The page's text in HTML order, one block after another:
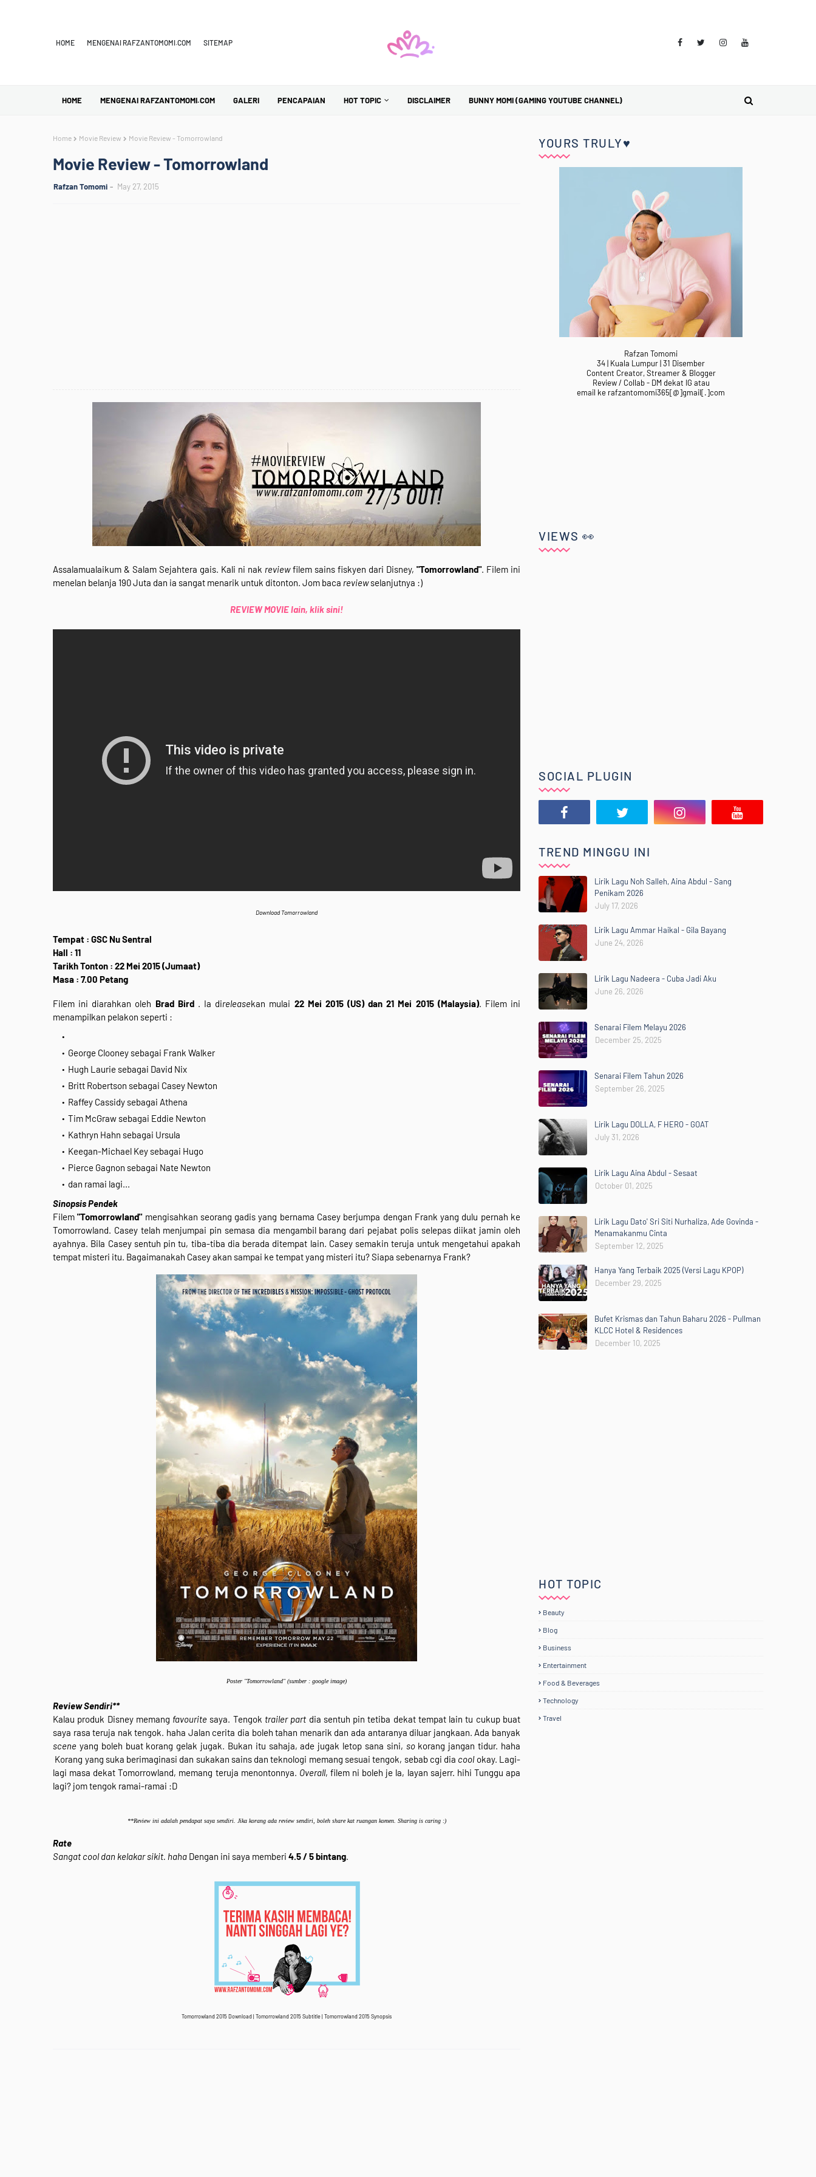
HOME MENGENAI RAFZANTOMOMI.COM SITEMAP
HOME MENGENAI RAFZANTOMOMI.COM GALERI PENCAPAIAN HOT TOPIC DISCLAIMER BUNNY MOMI (GAMING YOUTUBE CHANNEL)
Home Movie Review Movie Review - Tomorrowland
Movie Review - Tomorrowland
Rafzan Tomomi May 27, 2015
Assalamualaikum & Salam Sejahtera gais. Kali ni nak reviewfilem sains fiskyen dari Disney, "Tomorrowland". Filem ini
menelan belanja 190 Juta dan ia sangat menarik untuk ditonton. Jom baca reviewselanjutnya :)
REVIEW MOVIE lain, klik sini!
Download Tomorrowland
Tempat : GSC Nu Sentral
Hall : 11
Tarikh Tonton : 22 Mei 2015 (Jumaat)
Masa : 7.00 Petang
Filem ini diarahkan oleh Brad Bird. Ia direleasekan mulai 22 Mei 2015 (US) dan 21 Mei 2015 (Malaysia). Filem ini
menampilkan pelakon seperti :
George Clooney sebagai Frank Walker
Hugh Laurie sebagai David Nix
Britt Robertson sebagai Casey Newton
Raffey Cassidy sebagai Athena
Tim McGraw sebagai Eddie Newton
Kathryn Hahn sebagai Ursula
Keegan-Michael Key sebagai Hugo
Pierce Gagnon sebagai Nate Newton
dan ramai lagi...
Sinopsis Pendek
Filem"Tomorrowland"mengisahkan seorang gadis yang bernama Casey berjumpa dengan Frank yang dulu pernah ke
Tomorrowland. Casey telah menjumpai pin semasa dia mengambil barang dari pejabat polis selepas diikat jamin oleh
ayahnya. Bila Casey sentuh pin tu, tiba-tiba dia berada ditempat lain. Casey semakin teruja untuk mengetahui apakah
tempat misteri itu. Bagaimanakah Casey akan sampai ke tempat yang misteri itu? Siapa sebenarnya Frank?
Poster "Tomorrowland" (sumber : google image)
Review Sendiri**
Kalau produk Disney memang favourite saya. Tengok trailer part dia sentuh pin tetiba dekat tempat lain tu cukup buat
saya rasa teruja nak tengok. haha Jalan cerita dia boleh tahan menarik dan ada antaranya diluar jangkaan. Ada banyak
scene yang boleh buat korang gelak jugak. Bukan itu sahaja, ade jugak letop sana sini, sokorang jangan tidur. haha
Korang yang suka berimaginasi dan sukakan sains dan teknologi memang sesuai tengok, sebab cgi dia coolokay. Lagi-
lagi masa dekat Tomorrowland, memang teruja menontonnya. Overall, filem ni boleh je la, layan sajerr. hihi Tunggu apa
lagi? jom tengok ramai-ramai :D
**Review ini adalah pendapat saya sendiri. Jika korang ada review sendiri, boleh share kat ruangan komen. Sharing is caring :)
Rate
Sangat cool dan kelakar sikit. haha Dengan ini saya memberi 4.5 / 5 bintang.
Tomorrowland 2015 Download | Tomorrowland 2015Subtitle | Tomorrowland 2015Synopsis
YOURS TRULY♥
Rafzan Tomomi
34 | Kuala Lumpur | 31 Disember
Content Creator, Streamer & Blogger
Review / Collab - DM dekat IG atau
email ke rafzantomomi365[@]gmail[.]com
VIEWS 👀
SOCIAL PLUGIN
TREND MINGGU INI
Lirik Lagu Noh Salleh, Aina Abdul - Sang
Penikam 2026
July 17, 2026
Lirik Lagu Ammar Haikal - Gila Bayang
June 24, 2026
Lirik Lagu Nadeera - Cuba Jadi Aku
June 26, 2026
Senarai Filem Melayu 2026
December 25, 2025
Senarai Filem Tahun 2026
September 26, 2025
Lirik Lagu DOLLA, F HERO - GOAT
July 31, 2026
Lirik Lagu Aina Abdul - Sesaat
October 01, 2025
Lirik Lagu Dato' Sri Siti Nurhaliza, Ade Govinda -
Menamakanmu Cinta
September 12, 2025
Hanya Yang Terbaik 2025 (Versi Lagu KPOP)
December 29, 2025
Bufet Krismas dan Tahun Baharu 2026 - Pullman
KLCC Hotel & Residences
December 10, 2025
HOT TOPIC
Beauty
Blog
Business
Entertainment
Food & Beverages
Technology
Travel